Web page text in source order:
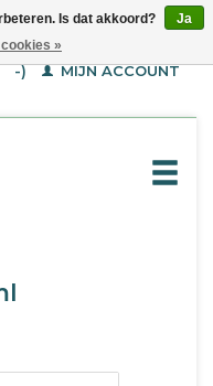
WINKELWAGEN (€--,-
-)
MIJN ACCOUNT
Is dat akkoord?
Ja
»